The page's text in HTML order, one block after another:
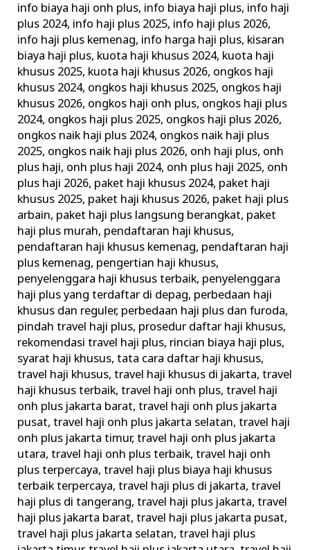
info biaya haji onh plus, info biaya haji plus, info haji
plus 2024, info haji plus 2025, info haji plus 2026,
info haji plus kemenag, info harga haji plus, kisaran
biaya haji plus, kuota haji khusus 2024, kuota haji
khusus 2025, kuota haji khusus 2026, ongkos haji
khusus 2024, ongkos haji khusus 2025, ongkos haji
khusus 2026, ongkos haji onh plus, ongkos haji plus
2024, ongkos haji plus 2025, ongkos haji plus 2026,
ongkos naik haji plus 2024, ongkos naik haji plus
2025, ongkos naik haji plus 2026, onh haji plus, onh
plus haji, onh plus haji 2024, onh plus haji 2025, onh
plus haji 2026, paket haji khusus 2024, paket haji
khusus 2025, paket haji khusus 2026, paket haji plus
arbain, paket haji plus langsung berangkat, paket
haji plus murah, pendaftaran haji khusus,
pendaftaran haji khusus kemenag, pendaftaran haji
plus kemenag, pengertian haji khusus,
penyelenggara haji khusus terbaik, penyelenggara
haji plus yang terdaftar di depag, perbedaan haji
khusus dan reguler, perbedaan haji plus dan furoda,
pindah travel haji plus, prosedur daftar haji khusus,
rekomendasi travel haji plus, rincian biaya haji plus,
syarat haji khusus,tata cara daftar haji khusus,
travel haji khusus,travel haji khusus di jakarta,travel
haji khusus terbaik,travel haji onh plus,travel haji
onh plus jakarta barat,travel haji onh plus jakarta
pusat,travel haji onh plus jakarta selatan,travel haji
onh plus jakarta timur,travel haji onh plus jakarta
utara,travel haji onh plus terbaik,travel haji onh
plus terpercaya,travel haji plus biaya haji khusus
terbaik terpercaya,travel haji plus di jakarta,travel
haji plus di tangerang,travel haji plus jakarta,travel
haji plus jakarta barat,travel haji plus jakarta pusat,
travel haji plus jakarta selatan,travel haji plus